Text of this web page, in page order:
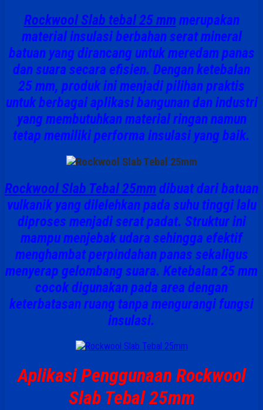
Rockwool Slab tebal 25 mm merupakan
material insulasi berbahan serat mineral
batuan yang dirancang untuk meredam panas
dan suara secara efisien. Dengan ketebalan
25 mm, produk ini menjadi pilihan praktis
untuk berbagai aplikasi bangunan dan industri
yang membutuhkan material ringan namun
tetap memiliki performa insulasi yang baik.
Rockwool Slab Tebal 25mm dibuat dari batuan
vulkanik yang dilelehkan pada suhu tinggi lalu
diproses menjadi serat padat. Struktur ini
mampu menjebak udara sehingga efektif
menghambat perpindahan panas sekaligus
menyerap gelombang suara. Ketebalan25 mm
cocok digunakan pada area dengan
keterbatasan ruang tanpa mengurangi fungsi
insulasi.
Aplikasi Penggunaan Rockwool
Slab Tebal 25mm